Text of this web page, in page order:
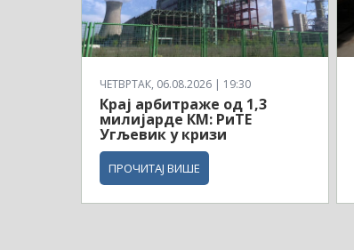
ЧЕТВРТАК, 06.08.2026 | 19:30
Крај арбитраже од 1,3
милијарде КМ: РиТЕ
Угљевик у кризи
ПРОЧИТАЈ ВИШЕ